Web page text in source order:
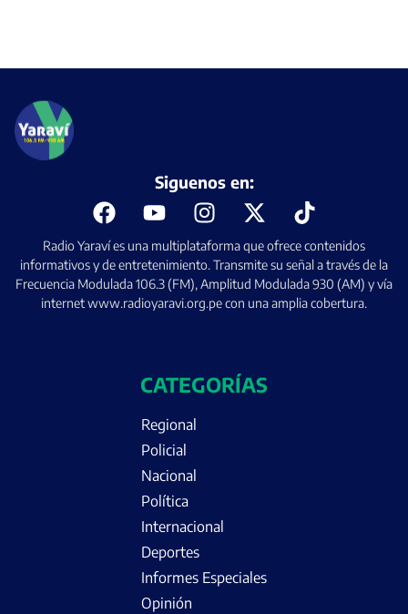
Radio Yaraví es una multiplataforma que ofrece contenidos
informativos y de entretenimiento. Transmite su señal a través de la
Frecuencia Modulada 106.3 (FM), Amplitud Modulada 930 (AM) y vía
internet www.radioyaravi.org.pe con una amplia cobertura.
Siguenos en:
CATEGORÍAS
Regional
Policial
Nacional
Política
Internacional
Deportes
Informes Especiales
Opinión